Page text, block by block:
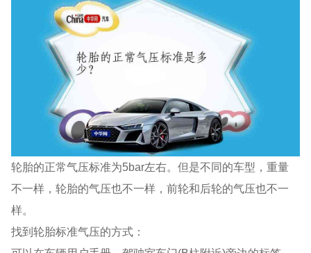
轮胎的正常气压标准为5bar左右。但是不同的车型，重量
不一样，轮胎的气压也不一样，前轮和后轮的气压也不一
样。
找到轮胎标准气压的方式：